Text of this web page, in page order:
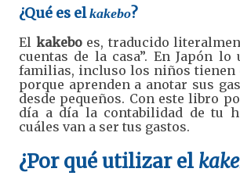
¿Qué es elkakebo?
El kakeboes, traducido
cuentas de la casa”. En Japón lo
familias, incluso los niños tienen
porque aprenden a anotar sus
desde pequeños. Con este libro
día a día la contabilidad de tu
cuáles van a ser tus gastos.
¿Por qué utilizar el